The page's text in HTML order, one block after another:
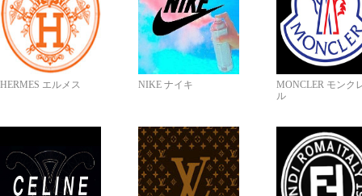
HERMES エルメス NIKE ナイキ
MONCLER モンク
ル